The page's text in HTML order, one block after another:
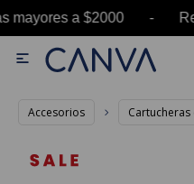
mayores a $2000 -

Accesorios